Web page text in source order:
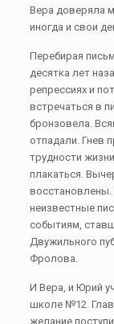
Вера доверяла
иногда и свои
Перебирая
десятка лет
репрессиях и
встречаться в
бронзовела.
отпадали. Гнев
трудности
плакаться.
неизвестные
событиям,
Двужильного
Фролова.
И Вера, и Юрий
школе №12.
желание